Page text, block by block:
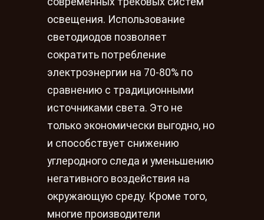
освещения. Использование
светодиодов позволяет
сократить потребление
электроэнергии на 70-80% по
сравнению с традиционными
источниками света. Это не
только экономически выгодно, но
и способствует снижению
углеродного следа и уменьшению
негативного воздействия на
окружающую среду. Кроме того,
многие производители